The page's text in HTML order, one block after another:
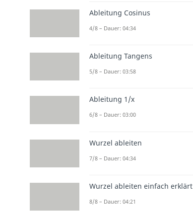
Ableitung Cosinus
4/8 – Dauer: 04:34
Ableitung Tangens
5/8 – Dauer: 03:58
Ableitung 1/x
6/8 – Dauer: 03:00
Wurzel ableiten
7/8 – Dauer: 04:34
Wurzel ableiten einfach erklärt
8/8 – Dauer: 04:21